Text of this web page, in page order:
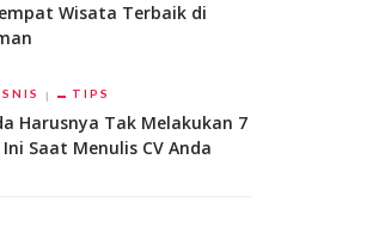
Wisata Terbaik di
TIPS
Harusnya Tak Melakukan 7
Ini Saat Menulis CV Anda